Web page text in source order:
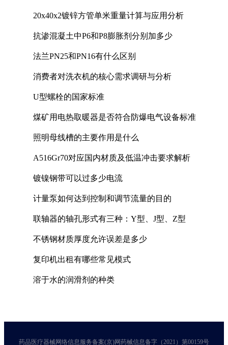
20x40x2镀锌方管单米重量计算与应用分析
抗渗混凝土中P6和P8膨胀剂分别加多少
法兰PN25和PN16有什么区别
消费者对洗衣机的核心需求调研与分析
U型螺栓的国家标准
煤矿用电热取暖器是否符合防爆电气设备标准
照明母线槽的主要作用是什么
A516Gr70对应国内材质及低温冲击要求解析
镀镍钢带可以过多少电流
计量泵如何达到控制和调节流量的目的
联轴器的轴孔形式有三种：Y型、J型、Z型
不锈钢材质厚度允许误差是多少
复印机出租有哪些常见模式
溶于水的润滑剂的种类
药品医疗器械网络信息服务备案(京)网药械信息备字（2021）第00159号